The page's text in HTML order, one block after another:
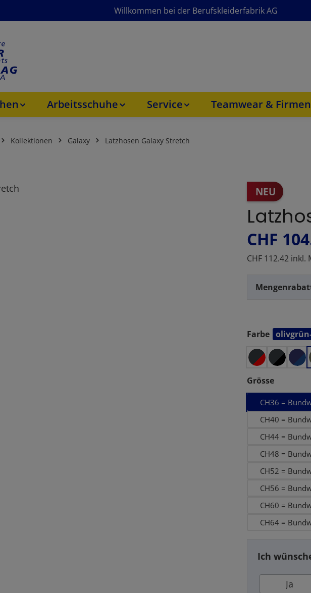
Willkommen bei der Berufskleiderfabrik AG
Arbeitsschuhe Service Teamwear &
Kollektionen Galaxy Latzhosen Galaxy Stretch
NEU
CHF
CHF 112.42 inkl.
Farbe
auswählen
Grösse
CH36 =
CH40 =
CH44 =
CH48 =
CH52 =
CH56 =
CH60 =
CH64 =
Ich
Ja